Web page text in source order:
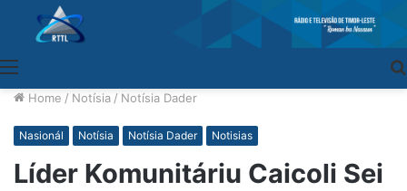
Home / Notísia / Notísia Dader
Nasionál Notísia Notísia Dader Notisias
Líder Komunitáriu Caicoli Sei